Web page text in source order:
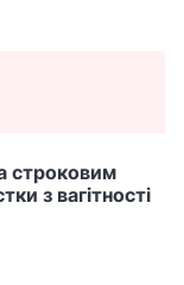
строковим
з вагітності